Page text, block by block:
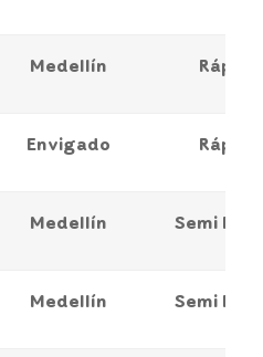
Medellín Rápida
Envigado Rápida
Medellín Semi
Medellín Semi